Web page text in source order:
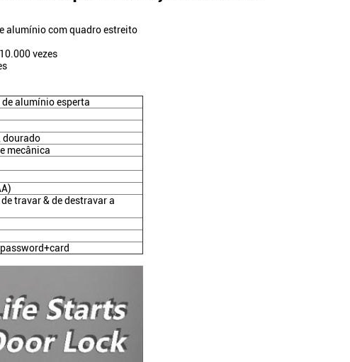
alumínio com quadro estreito
vezes
alumínio esperta
dourado
mecânica
travar & de destravar a